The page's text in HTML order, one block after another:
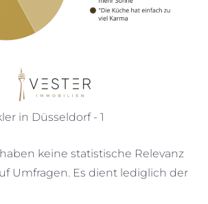
in Düsseldorf - 1
haben keine statistische Relevanz
Umfragen. Es dient lediglich der